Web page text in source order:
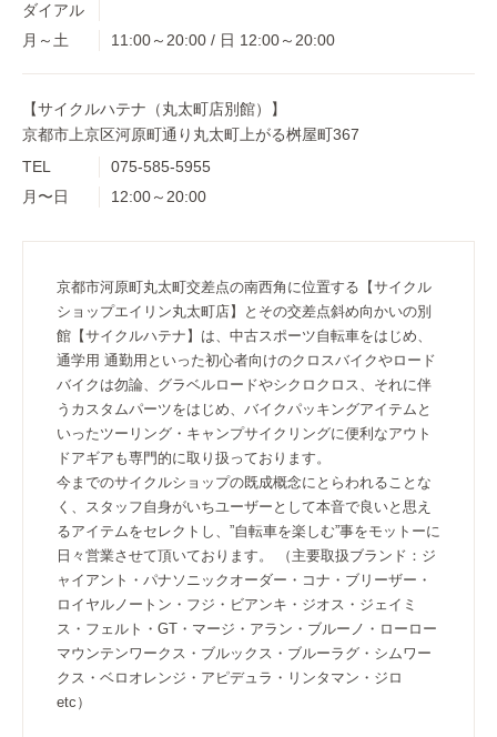
ダイアル
月～土 11:00～20:00 / 日 12:00～20:00
【サイクルハテナ（丸太町店別館）】
京都市上京区河原町通り丸太町上がる桝屋町367
TEL
075-585-5955
月〜日
12:00～20:00
京都市河原町丸太町交差点の南西角に位置する【サイクル
ショップエイリン丸太町店】とその交差点斜め向かいの別
館【サイクルハテナ】は、中古スポーツ自転車をはじめ、
通学用 通勤用といった初心者向けのクロスバイクやロード
バイクは勿論、グラベルロードやシクロクロス、それに伴
うカスタムパーツをはじめ、バイクパッキングアイテムと
いったツーリング・キャンプサイクリングに便利なアウト
ドアギアも専門的に取り扱っております。
今までのサイクルショップの既成概念にとらわれることな
く、スタッフ自身がいちユーザーとして本音で良いと思え
るアイテムをセレクトし、”自転車を楽しむ”事をモットーに
日々営業させて頂いております。 （主要取扱ブランド：ジ
ャイアント・パナソニックオーダー・コナ・ブリーザー・
ロイヤルノートン・フジ・ビアンキ・ジオス・ジェイミ
ス・フェルト・GT・マージ・アラン・ブルーノ・ローロー
マウンテンワークス・ブルックス・ブルーラグ・シムワー
クス・ベロオレンジ・アピデュラ・リンタマン・ジロ
etc）